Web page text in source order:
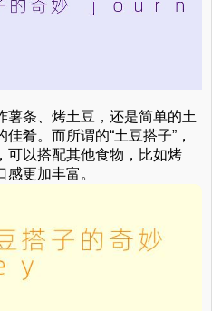
薯条、烤土豆，还是简单的土
肴。而所谓的“土豆搭子”，
可以搭配其他食物，比如烤
更加丰富。